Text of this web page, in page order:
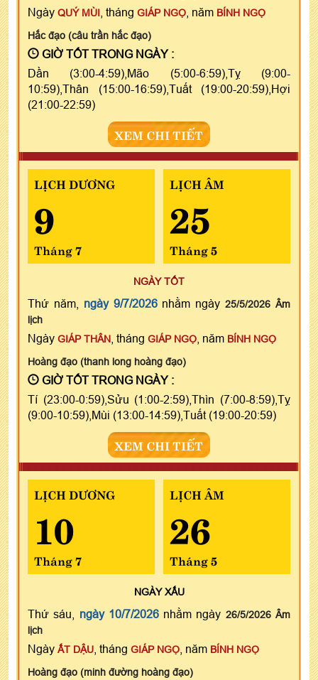
Ngày QUÝ MÙI , tháng GIÁP NGỌ , năm BÍNH NGỌ
Hắc đạo (câu trần hắc đạo)
GIỜ TỐT TRONG NGÀY :
Dần (3:00-4:59),Mão (5:00-6:59),Tỵ (9:00-
10:59),Thân (15:00-16:59),Tuất (19:00-20:59),Hợi
(21:00-22:59)
XEM CHI TIẾT
LỊCH DƯƠNG
9
Tháng 7
LỊCH ÂM
25
Tháng 5
NGÀY TỐT
Thứ năm, ngày 9/7/2026nhằm ngày25/5/2026 Âm
lịch
Ngày GIÁP THÂN , tháng GIÁP NGỌ , năm BÍNH NGỌ
Hoàng đạo (thanh long hoàng đạo)
GIỜ TỐT TRONG NGÀY :
Tí (23:00-0:59),Sửu (1:00-2:59),Thìn (7:00-8:59),Tỵ
(9:00-10:59),Mùi (13:00-14:59),Tuất (19:00-20:59)
XEM CHI TIẾT
LỊCH DƯƠNG
10
Tháng 7
LỊCH ÂM
26
Tháng 5
NGÀYXẤU
Thứ sáu, ngày 10/7/2026nhằm ngày 26/5/2026 Âm
lịch
Ngày ẤT DẬU , tháng GIÁP NGỌ , năm BÍNH NGỌ
Hoàng đạo (minh đường hoàng đạo)